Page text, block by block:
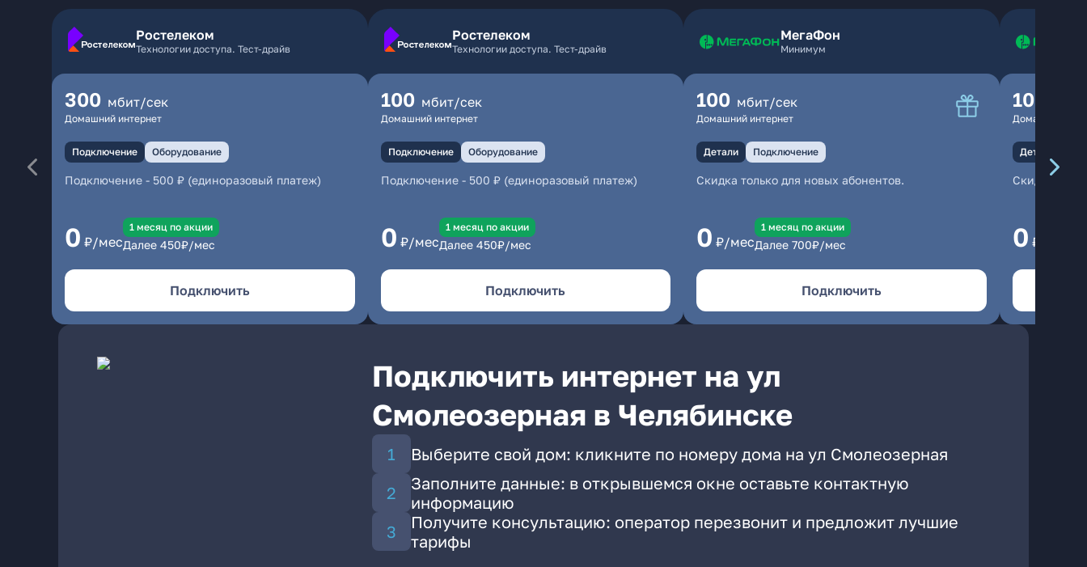
Ростелеком
Технологии доступа. Тест-драйв
300 мбит/сек
Домашний интернет
Подключение Оборудование
Подключение - 500 ₽ (единоразовый платеж)
0 ₽/мес
1 месяц по акции
Далее 450₽/мес
Подключить
Ростелеком
Технологии доступа. Тест-драйв
100 мбит/сек
Домашний интернет
Подключение Оборудование
Подключение- 500 ₽ (единоразовый платеж)
0 ₽/мес
1 месяц по акции
Далее 450₽/мес
Подключить
МегаФон
Минимум
100 мбит/сек
Домашний интернет
Детали Подключение
Скидка только для новых абонентов.
0 ₽/мес
1 месяц по акции
Далее 700₽/мес
Подключить
100
Домашний
Детали
Скидка
0 ₽/мес
Подключить интернет на ул
Смолеозерная в Челябинске
Выберите свой дом: кликните по номеру дома на ул Смолеозерная
Заполните данные: в открывшемся окне оставьте контактную
информацию
Получите консультацию: оператор перезвонит и предложит лучшие
тарифы